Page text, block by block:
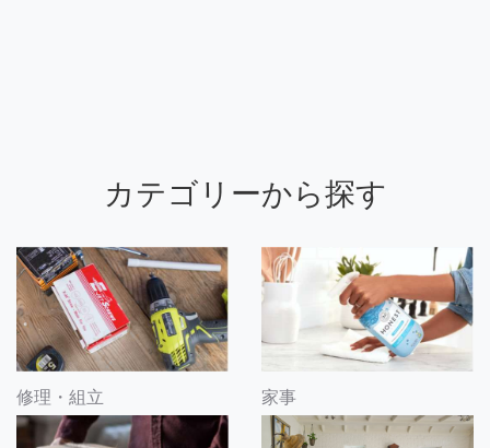
カテゴリーから探す
修理・組立 家事